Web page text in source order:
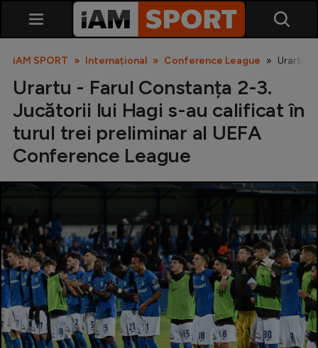
SuperLiga
Cupa României
Echipa Națională
U21
Fotbal feminin
Special
iAM SPORT Internațional Conference League Urartu -
Urartu - Farul Constanța 2-3.
Jucătorii lui Hagi s-au calificat în
turul trei preliminar al UEFA
Conference League